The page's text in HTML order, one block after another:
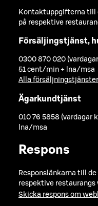
Kontaktuppgifterna till
på respektive
Försäljingstjänst,
0300 870 020
51 cent/min + lna/msa
Alla försäljningstjänster
Ägarkundtjänst
010 76 5858 (vardagar
lna/msa
Respons
Responslänkarna till
respektive restaurangs
Skicka respons om